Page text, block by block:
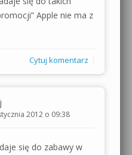
Apple nie ma z
Cytuj komentarz
2012 o 09:38
się do zabawy w